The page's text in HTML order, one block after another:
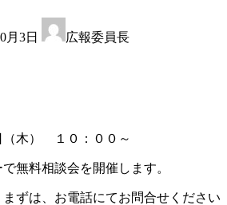
月3日 広報委員長
（木） １０：００～
無料相談会を開催します。
ずは、お電話にてお問合せください